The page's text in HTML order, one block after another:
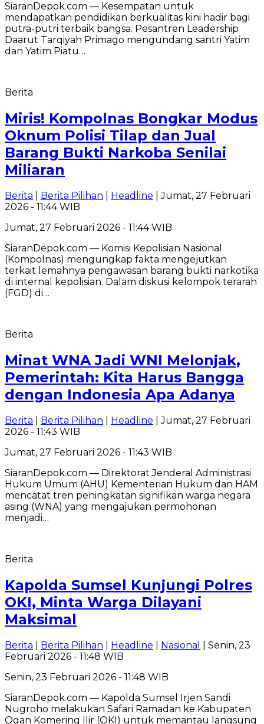
SiaranDepok.com — Kesempatan untuk
mendapatkan pendidikan berkualitas kini hadir bagi
putra-putri terbaik bangsa. Pesantren Leadership
Daarut Tarqiyah Primago mengundang santri Yatim
dan Yatim Piatu…
Berita
Miris! Kompolnas Bongkar Modus
Oknum Polisi Tilap dan Jual
Barang Bukti Narkoba Senilai
Miliaran
Berita Berita Pilihan Headline | Jumat, 27 Februari
2026 - 11:44 WIB
Jumat, 27 Februari 2026 - 11:44 WIB
SiaranDepok.com — Komisi Kepolisian Nasional
(Kompolnas) mengungkap fakta mengejutkan
terkait lemahnya pengawasan barang bukti narkotika
di internal kepolisian. Dalam diskusi kelompok terarah
(FGD) di…
Berita
Minat WNA Jadi WNI Melonjak,
Pemerintah: Kita Harus Bangga
dengan Indonesia Apa Adanya
Berita Berita Pilihan Headline | Jumat, 27 Februari
2026 - 11:43 WIB
Jumat, 27 Februari 2026 - 11:43 WIB
SiaranDepok.com — Direktorat Jenderal Administrasi
Hukum Umum (AHU) Kementerian Hukum dan HAM
mencatat tren peningkatan signifikan warga negara
asing (WNA) yang mengajukan permohonan
menjadi…
Berita
Kapolda Sumsel Kunjungi Polres
OKI, Minta Warga Dilayani
Maksimal
Berita Berita Pilihan Headline Nasional
| Senin, 23
Februari 2026 - 11:48 WIB
Senin, 23 Februari 2026 - 11:48 WIB
SiaranDepok.com — Kapolda Sumsel Irjen Sandi
Nugroho melakukan Safari Ramadan ke Kabupaten
Ogan Komering Ilir (OKI) untuk memantau langsung